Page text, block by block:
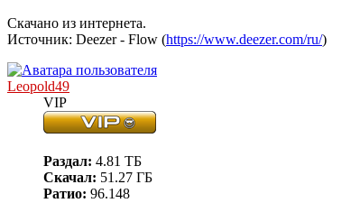
Скачано из интернета.
Источник: Deezer - Flow (https://www.deezer.com/ru/)
Leopold49
VIP
Раздал: 4.81 ТБ
Скачал: 51.27 ГБ
Ратио: 96.148